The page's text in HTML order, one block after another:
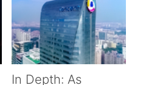
In Depth: As